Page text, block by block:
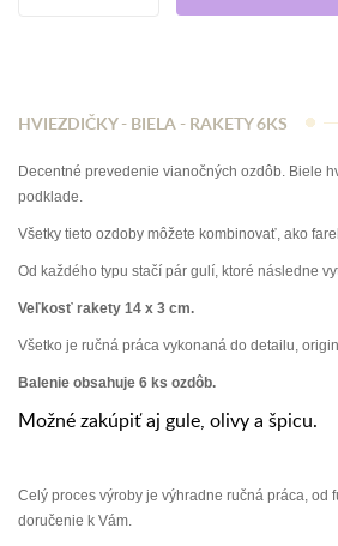
HVIEZDIČKY - BIELA - RAKETY 6KS
Decentné prevedenie vianočných ozdôb. Biele
podklade.
Všetky tieto ozdoby môžete kombinovať, ako
Od každého typu stačí pár gulí, ktoré následne
Veľkosť rakety 14 x 3 cm.
Všetko je ručná práca vykonaná do detailu,
Balenie obsahuje 6 ks ozdôb.
Možné zakúpiť aj gule, olivy a špicu.
Celý proces výroby je výhradne ručná práca, od
doručenie k Vám.